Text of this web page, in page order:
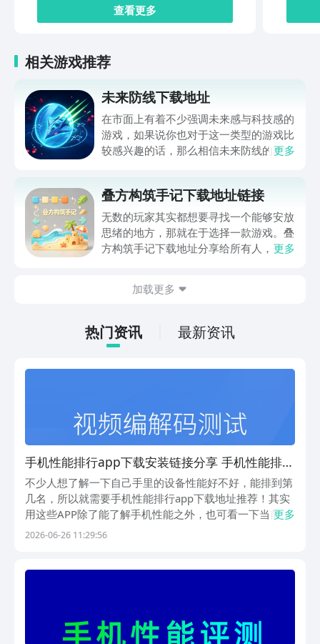
查看更多
相关游戏推荐
未来防线下载地址
在市面上有着不少强调未来感与科技感的
游戏，如果说你也对于这一类型的游戏比
较感兴趣的话，那么相信未来防线的名字
关链接，在最近这款游戏的热度非常之
高，无论是先进前卫的背景设定，还是紧
张有趣的战斗玩法，都吸引着不少同学的
关注，你是否也想要提前进行预约，方便
更多
叠方构筑手记下载地址链接
无数的玩家其实都想要寻找一个能够安放
思绪的地方，那就在于选择一款游戏。叠
方构筑手记下载地址分享给所有人，这一
情。如果大家想要下载这款游戏，其实方
下游戏的主要乐趣吧。
更多
加载更多
热门资讯 最新资讯
手机性能排行app下载安装链接分享 手机性能排行
app下载链接推荐
不少人想了解一下自己手里的设备性能好不好，能排到第
几名，所以就需要手机性能排行app下载地址推荐！其实
用这些APP除了能了解手机性能之外，也可看一下当前哪
些手机性能更好。大家得前往豌豆荚里下载使用，这是一
更多
2026-06-26 11:29:56